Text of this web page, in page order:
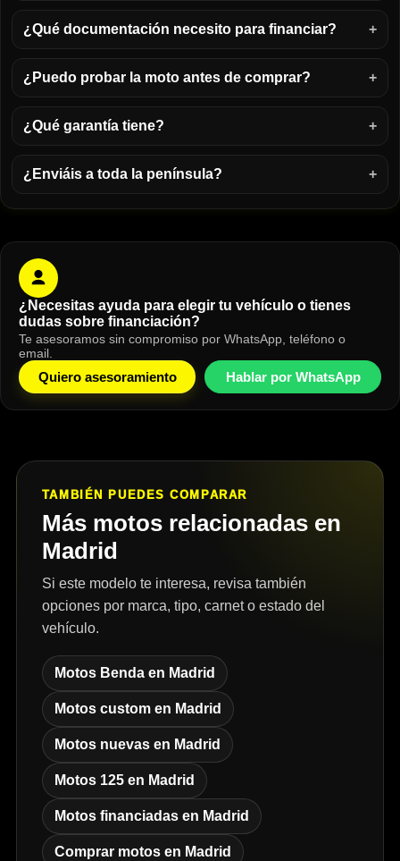
¿Qué documentación necesito para financiar?
¿Puedo probar la moto antes de comprar?
¿Qué garantía tiene?
¿Enviáis a toda la península?
¿Necesitas ayuda para elegir tu vehículo o tienes
dudas sobre financiación?
Te asesoramos sin compromiso por WhatsApp, teléfono o
email.
Quiero asesoramiento Hablar por WhatsApp
TAMBIÉN PUEDES COMPARAR
Más motos relacionadas en
Madrid
Si este modelo te interesa, revisa también
opciones por marca, tipo, carnet o estado del
vehículo.
Motos Benda en Madrid
Motos custom en Madrid
Motos nuevas en Madrid
Motos 125 en Madrid
Motos financiadas en Madrid
Comprar motos en Madrid